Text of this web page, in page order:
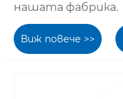
нашата фабрика.
Виж повече >>